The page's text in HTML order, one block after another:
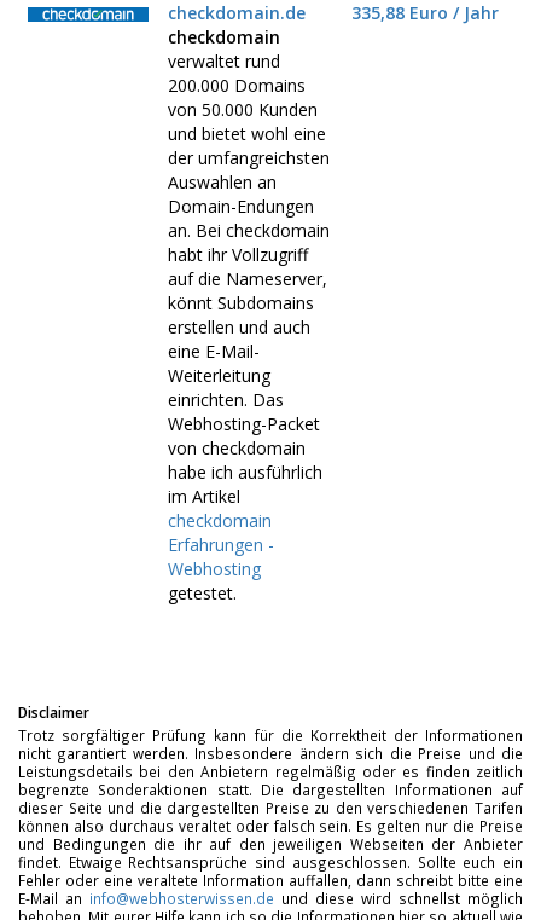
checkdomain.de
checkdomain
verwaltet rund
200.000 Domains
von 50.000 Kunden
und bietet wohl eine
der umfangreichsten
Auswahlen an
Domain-Endungen
an. Bei checkdomain
habt ihr Vollzugriff
auf die Nameserver,
könnt Subdomains
erstellen und auch
eine E-Mail-
Weiterleitung
einrichten. Das
Webhosting-Packet
von checkdomain
habe ich ausführlich
im Artikel
checkdomain
Erfahrungen -
Webhosting
getestet.
335,88 Euro / Jahr
Disclaimer
Trotz sorgfältiger Prüfung kann für die Korrektheit der Informationen
nicht garantiert werden. Insbesondere ändern sich die Preise und die
Leistungsdetails bei den Anbietern regelmäßig oder es finden zeitlich
begrenzte Sonderaktionen statt. Die dargestellten Informationen auf
dieser Seite und die dargestellten Preise zu den verschiedenen Tarifen
können also durchaus veraltet oder falsch sein. Es gelten nur die Preise
und Bedingungen die ihr auf den jeweiligen Webseiten der Anbieter
findet. Etwaige Rechtsansprüche sind ausgeschlossen. Sollte euch ein
Fehler oder eine veraltete Information auffallen, dann schreibt bitte eine
E-Mail an info@webhosterwissen.de und diese wird schnellst möglich